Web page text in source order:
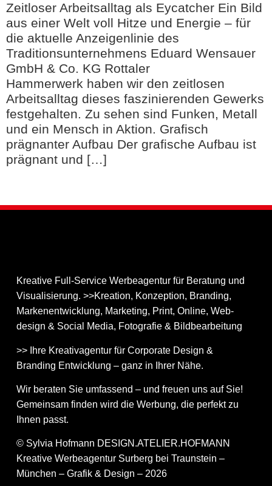
Zeitloser Arbeitsalltag als Eycatcher Ein Bild
aus einer Welt voll Hitze und Energie – für
die aktuelle Anzeigenlinie des
Traditionsunternehmens Eduard Wensauer
GmbH & Co. KG Rottaler
Hammerwerk haben wir den zeitlosen
Arbeitsalltag dieses faszinierenden Gewerks
festgehalten. Zu sehen sind Funken, Metall
und ein Mensch in Aktion. Grafisch
prägnanter Aufbau Der grafische Aufbau ist
prägnant und […]
Kreative Full-Service Werbeagentur für Beratung und
Visualisierung. >>Kreation, Konzeption, Branding,
Markenentwicklung, Marketing, Print, Online, Web­
design & Social Media, Fotografie & Bildbear­bei­tung
>> Ihre Kreativagentur für Corporate Design &
Branding Entwicklung – ganz in Ihrer Nähe.
Wir beraten Sie umfassend – und freuen uns auf Sie!
Gemeinsam finden wird die Werbung, die perfekt zu
Ihnen passt.
© Sylvia Hofmann DESIGN.ATELIER.HOFMANN
Kreative Werbeagentur Surberg bei Traunstein –
München – Grafik & Design – 2026